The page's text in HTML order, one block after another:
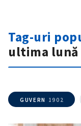
Trimite o
in English
Tag-uri
ultima lună
GUVERN 1902